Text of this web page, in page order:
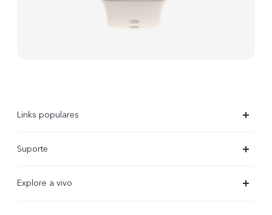
Links populares
X300Pro
Suporte
Explore a vivo